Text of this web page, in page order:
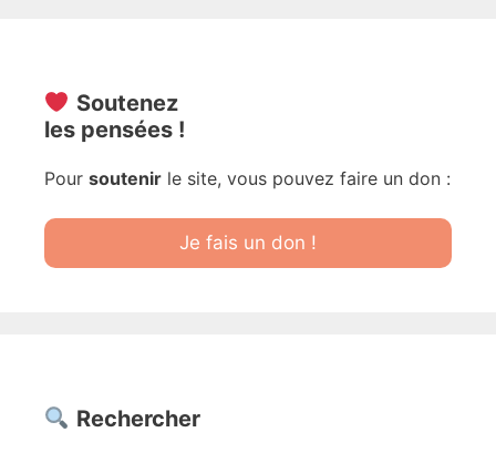
Soutenez
les pensées !
Pour soutenir le site, vous pouvez faire un don :
Je fais un don !
Rechercher